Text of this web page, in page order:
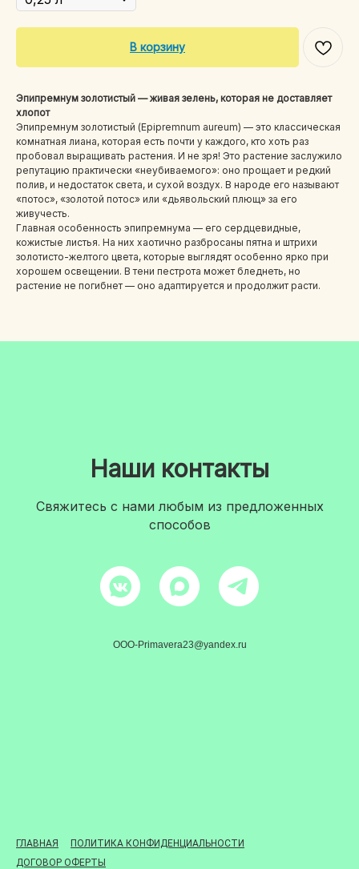
В корзину
Эпипремнум золотистый — живая зелень, которая не доставляет
хлопот
Эпипремнум золотистый (Epipremnum aureum) — это классическая
комнатная лиана, которая есть почти у каждого, кто хоть раз
пробовал выращивать растения. И не зря! Это растение заслужило
репутацию практически «неубиваемого»: оно прощает и редкий
полив, и недостаток света, и сухой воздух. В народе его называют
«потос», «золотой потос» или «дьявольский плющ» за его
живучесть.
Главная особенность эпипремнума — его сердцевидные,
кожистые листья. На них хаотично разбросаны пятна и штрихи
золотисто-желтого цвета, которые выглядят особенно ярко при
хорошем освещении. В тени пестрота может бледнеть, но
растение не погибнет — оно адаптируется и продолжит расти.
Наши контакты
Свяжитесь с нами любым из предложенных
способов
OOO-Primavera23@yandex.ru
ГЛАВНАЯ
ПОЛИТИКА КОНФИДЕНЦИАЛЬНОСТИ
ДОГОВОР ОФЕРТЫ